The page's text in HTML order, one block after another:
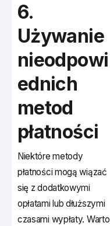
6.
Używanie
nieodpowi
ednich
metod
płatności
Niektóre metody
płatności mogą wiązać
się z dodatkowymi
opłatami lub dłuższymi
czasami wypłaty. Warto